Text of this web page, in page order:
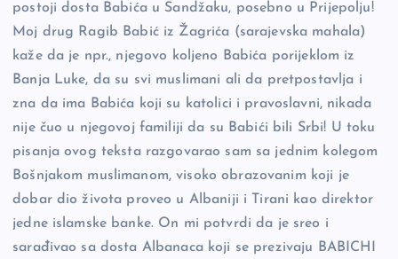
postoji dosta Babića u Sandžaku, posebno u Prijepolju!
Moj drug Ragib Babić iz Žagrića (sarajevska mahala)
kaže da je npr., njegovo koljeno Babića porijeklom iz
Banja Luke, da su svi muslimani ali da pretpostavlja i
zna da ima Babića koji su katolici i pravoslavni, nikada
nije čuo u njegovoj familiji da su Babići bili Srbi! U toku
pisanja ovog teksta razgovarao sam sa jednim kolegom
Bošnjakom muslimanom, visoko obrazovanim koji je
dobar dio života proveo u Albaniji i Tirani kao direktor
jedne islamske banke. On mi potvrdi da je sreo i
sarađivao sa dosta Albanaca koji se prezivaju BABICHI